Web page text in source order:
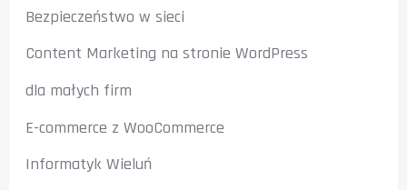
Bezpieczeństwo w sieci
Content Marketing na stronie WordPress
dla małych firm
E-commerce z WooCommerce
Informatyk Wieluń